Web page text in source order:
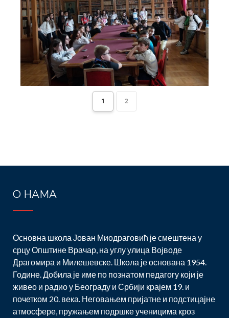
1 2
О НАМА
Основна школа Јован Миодраговић је смештена у
срцу Општине Врачар, на углу улица Војводе
Драгомира и Милешевске. Школа је основана 1954.
Године. Добила је име по познатом педагогу који је
живео и радио у Београду и Србији крајем 19. и
почетком 20. века. Неговањем пријатне и подстицајне
атмосфере, пружањем подршке ученицима кроз